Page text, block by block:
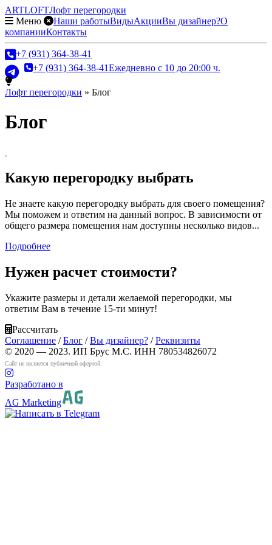
ARTLOFTЛофт перегородки
Меню
Наши работыВидыАкцииВы дизайнер?О
компанииКонтакты
+7 (931) 364-38-41
+7 (931) 364-38-41Ежедневно с 10 до 20:00 ч.
Лофт перегородки » Блог
Блог
Какую перегородку выбрать
Не знаете какую перегородку выбрать для своего помещения?
Мы поможем и ответим на данный вопрос. В зависимости от
общего размера помещения нам доступны несколько видов...
Подробнее
Нужен расчет стоимости?
Укажите размеры и детали желаемой перегородки, мы
ответим Вам в течение 15-ти минут!
Рассчитать
Соглашение /Блог /Вы дизайнер? /Реквизиты
© 2020 — 2023. ИП Брус М.С. ИНН 780534826072
Сайт не является публичной офертой.
Разработано в
AG Marketing